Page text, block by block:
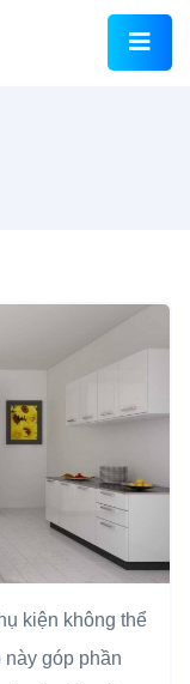
kiện không thể
này góp phần